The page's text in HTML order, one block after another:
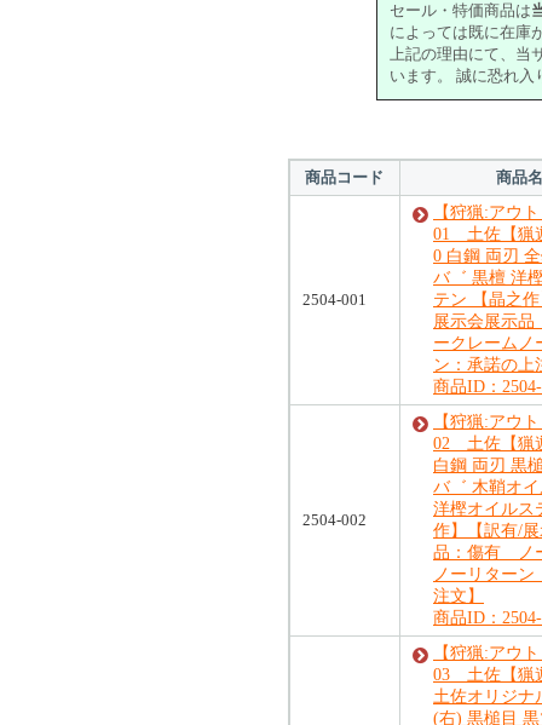
セール・特価商品は
によっては既に在庫
上記の理由にて、当
います。 誠に恐れ
商品コード 商品名
2504-001
【狩猟:アウ
01 土佐【猟
0 白鋼 両刃
バ゛ 黒檀 洋
テン 【晶之
展示会展示
ークレームノ
ン：承諾の上
商品ID：
2504-002
【狩猟:アウ
02 土佐【猟
白鋼 両刃 黒
バ゛ 木鞘オ
洋樫オイルス
作】【訳有/
品：傷有 ノ
ノーリターン
注文】
商品ID：
【狩猟:アウ
03 土佐【猟
土佐オリジナ
(右) 黒槌目